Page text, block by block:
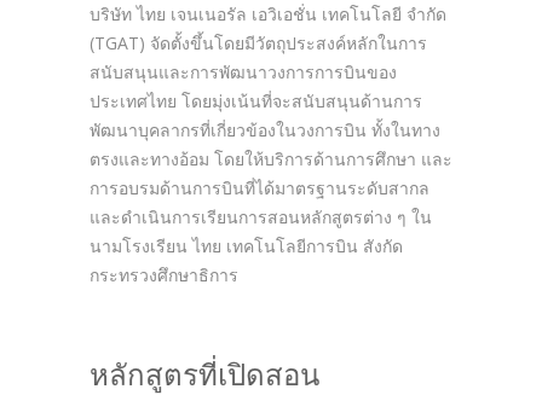
บริษัท ไทย เจนเนอรัล เอวิเอชั่น เทคโนโลยี จำกัด
(TGAT) จัดตั้งขึ้นโดยมีวัตถุประสงค์หลักในการ
สนับสนุนและการพัฒนาวงการการบินของ
ประเทศไทย โดยมุ่งเน้นที่จะสนับสนุนด้านการ
พัฒนาบุคลากรที่เกี่ยวข้องในวงการบิน ทั้งในทาง
ตรงและทางอ้อม โดยให้บริการด้านการศึกษา และ
การอบรมด้านการบินที่ได้มาตรฐานระดับสากล
และดำเนินการเรียนการสอนหลักสูตรต่าง ๆ ใน
นามโรงเรียน ไทย เทคโนโลยีการบิน สังกัด
กระทรวงศึกษาธิการ
หลักสูตรที่เปิดสอน